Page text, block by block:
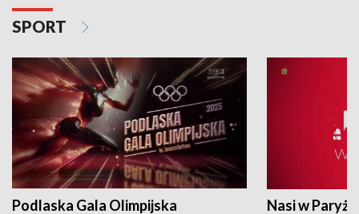
SPORT
Podlaska Gala Olimpijska Nasi w Paryżu